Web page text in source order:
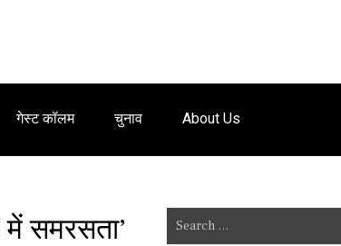
गेस्ट कॉलम चुनाव About Us
में समरसता’
e